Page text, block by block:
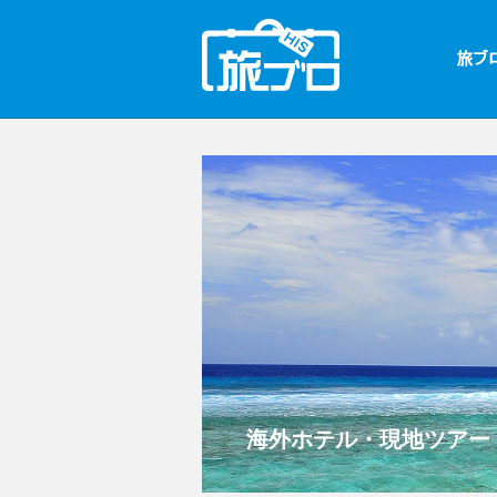
海外ホテル・現地ツア